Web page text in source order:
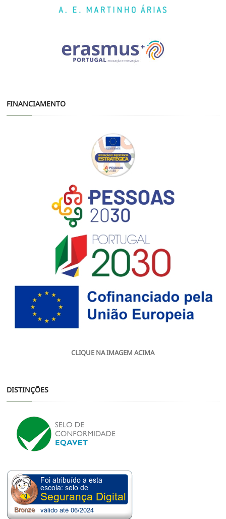
FINANCIAMENTO
CLIQUE NA IMAGEM ACIMA
DISTINÇÕES